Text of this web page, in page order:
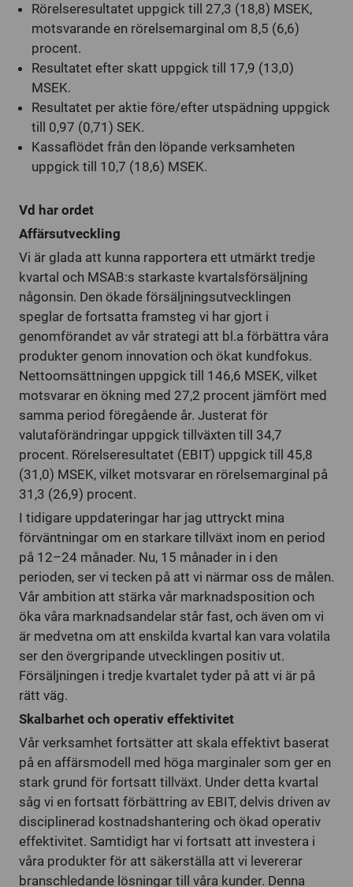
Rörelseresultatet uppgick till 27,3 (18,8) MSEK,
motsvarande en rörelsemarginal om 8,5 (6,6)
procent.
Resultatet efter skatt uppgick till 17,9 (13,0)
MSEK.
Resultatet per aktie före/efter utspädning uppgick
till 0,97 (0,71) SEK.
Kassaflödet från den löpande verksamheten
uppgick till 10,7 (18,6) MSEK.
Vd har ordet
Affärsutveckling
Vi är glada att kunna rapportera ett utmärkt tredje
kvartal och MSAB:s starkaste kvartalsförsäljning
någonsin. Den ökade försäljningsutvecklingen
speglar de fortsatta framsteg vi har gjort i
genomförandet av vår strategi att bl.a förbättra våra
produkter genom innovation och ökat kundfokus.
Nettoomsättningen uppgick till 146,6 MSEK, vilket
motsvarar en ökning med 27,2 procent jämfört med
samma period föregående år. Justerat för
valutaförändringar uppgick tillväxten till 34,7
procent. Rörelseresultatet (EBIT) uppgick till 45,8
(31,0) MSEK, vilket motsvarar en rörelsemarginal på
31,3 (26,9) procent.
I tidigare uppdateringar har jag uttryckt mina
förväntningar om en starkare tillväxt inom en period
på 12–24 månader. Nu, 15 månader in i den
perioden, ser vi tecken på att vi närmar oss de målen.
Vår ambition att stärka vår marknadsposition och
öka våra marknadsandelar står fast, och även om vi
är medvetna om att enskilda kvartal kan vara volatila
ser den övergripande utvecklingen positiv ut.
Försäljningen i tredje kvartalet tyder på att vi är på
rätt väg.
Skalbarhet och operativ effektivitet
Vår verksamhet fortsätter att skala effektivt baserat
på en affärsmodell med höga marginaler som ger en
stark grund för fortsatt tillväxt. Under detta kvartal
såg vi en fortsatt förbättring av EBIT, delvis driven av
disciplinerad kostnadshantering och ökad operativ
effektivitet. Samtidigt har vi fortsatt att investera i
våra produkter för att säkerställa att vi levererar
branschledande lösningar till våra kunder. Denna